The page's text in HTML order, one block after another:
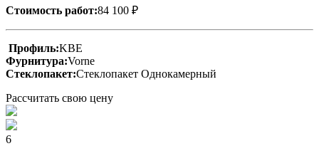
Стоимость работ:84 100 ₽
Профиль:KBE
Фурнитура:Vorne
Стеклопакет:Стеклопакет Однокамерный
Рассчитать свою цену
6